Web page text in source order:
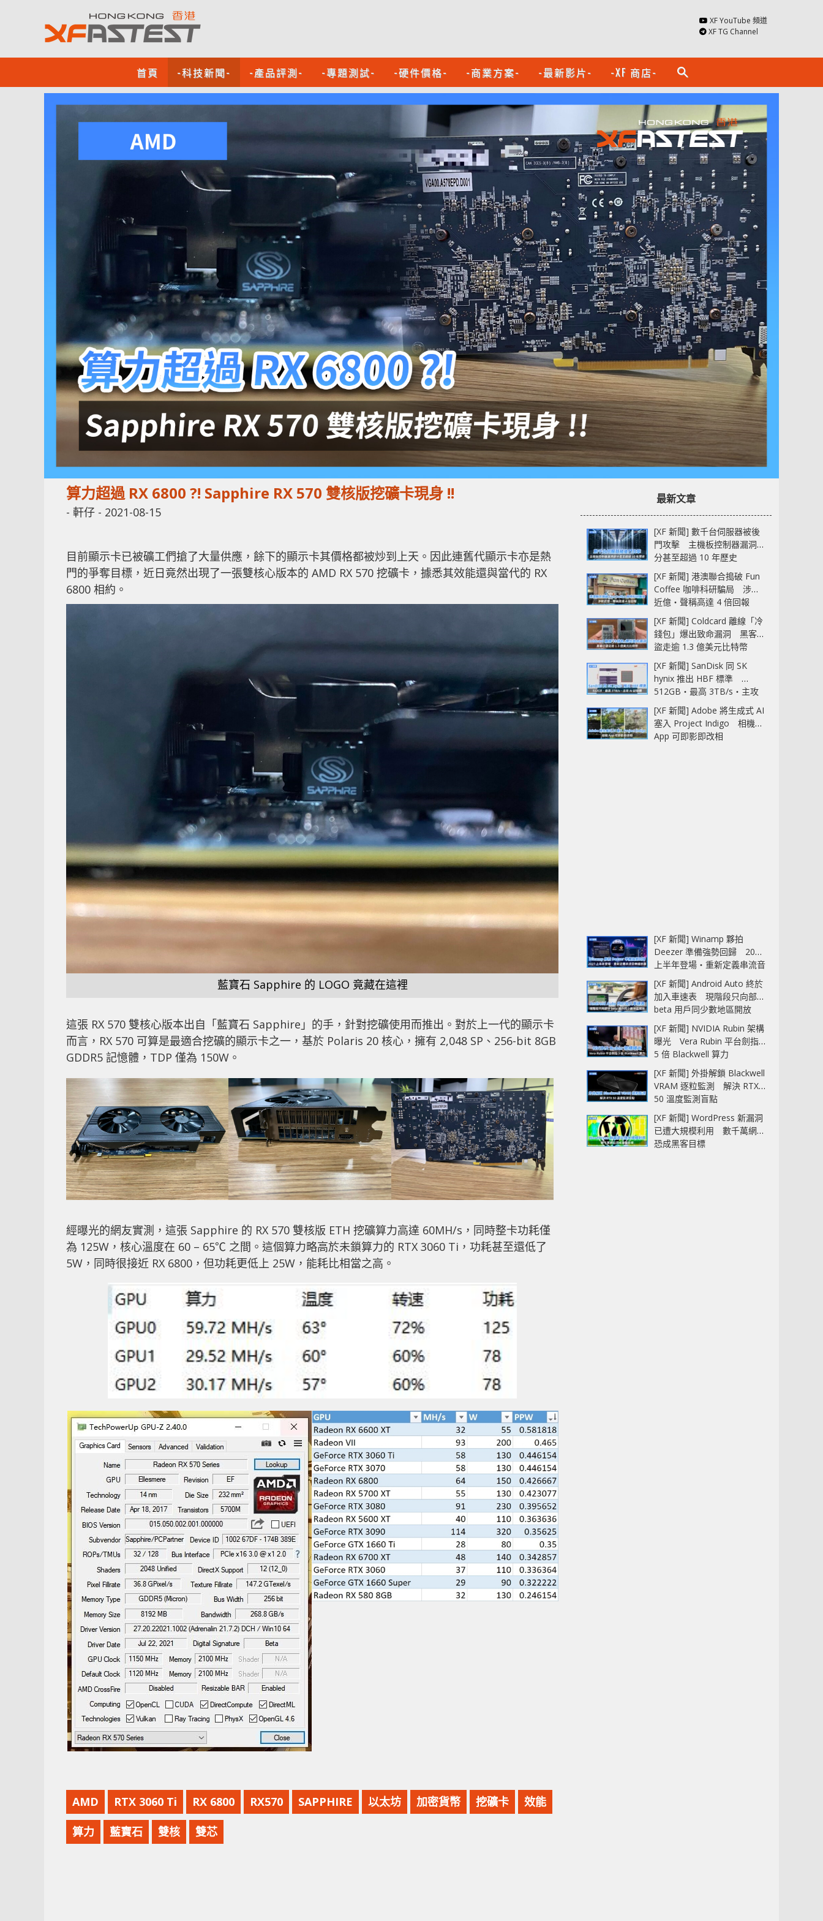
XF YouTube 頻道
XF TG Channel
首頁 -科技新聞- -產品評測- -專題測試- -硬件價格- -商業方案- -最新影片- -XF 商店- search
算力超過 RX 6800 ?! Sapphire RX 570 雙核版挖礦卡現身 !!
- 軒仔 - 2021-08-15
目前顯示卡已被礦工們搶了大量供應，餘下的顯示卡其價格都被炒到上天。因此連舊代顯示卡亦是熱
門的爭奪目標，近日竟然出現了一張雙核心版本的 AMD RX 570 挖礦卡，據悉其效能還與當代的 RX
6800 相約。
藍寶石 Sapphire 的 LOGO 竟藏在這裡
這張 RX 570 雙核心版本出自「藍寶石 Sapphire」的手，針對挖礦使用而推出。對於上一代的顯示卡
而言，RX 570 可算是最適合挖礦的顯示卡之一，基於 Polaris 20 核心，擁有 2,048 SP、256-bit 8GB
GDDR5 記憶體，TDP 僅為 150W。
經曝光的網友實測，這張 Sapphire 的 RX 570 雙核版 ETH 挖礦算力高達 60MH/s，同時整卡功耗僅
為 125W，核心溫度在 60 – 65℃ 之間。這個算力略高於未鎖算力的 RTX 3060 Ti，功耗甚至還低了
5W，同時很接近 RX 6800，但功耗更低上 25W，能耗比相當之高。
AMD RTX 3060 Ti RX 6800 RX570 SAPPHIRE 以太坊 加密貨幣 挖礦卡 效能
算力 藍寶石 雙核 雙芯
最新文章
[XF 新聞] 數千台伺服器被後
門攻擊 主機板控制器漏洞部
分甚至超過 10 年歷史
[XF 新聞] 港澳聯合搗破 Fun
Coffee 咖啡科研騙局 涉款
近億‧聲稱高達 4 倍回報
[XF 新聞] Coldcard 離線「冷
錢包」爆出致命漏洞 黑客已
盜走逾 1.3 億美元比特幣
[XF 新聞] SanDisk 同 SK
hynix 推出 HBF 標準
512GB‧最高 3TB/s‧主攻
AI 記憶體
[XF 新聞] Adobe 將生成式 AI
塞入 Project Indigo 相機
App 可即影即改相
[XF 新聞] Winamp 夥拍
Deezer 準備強勢回歸 2027
上半年登場‧重新定義串流音
樂播放器
[XF 新聞] Android Auto 終於
加入車速表 現階段只向部分
beta 用戶同少數地區開放
[XF 新聞] NVIDIA Rubin 架構
曝光 Vera Rubin 平台劍指
5 倍 Blackwell 算力
[XF 新聞] 外掛解鎖 Blackwell
VRAM 逐粒監測 解決 RTX
50 溫度監測盲點
[XF 新聞] WordPress 新漏洞
已遭大規模利用 數千萬網站
恐成黑客目標